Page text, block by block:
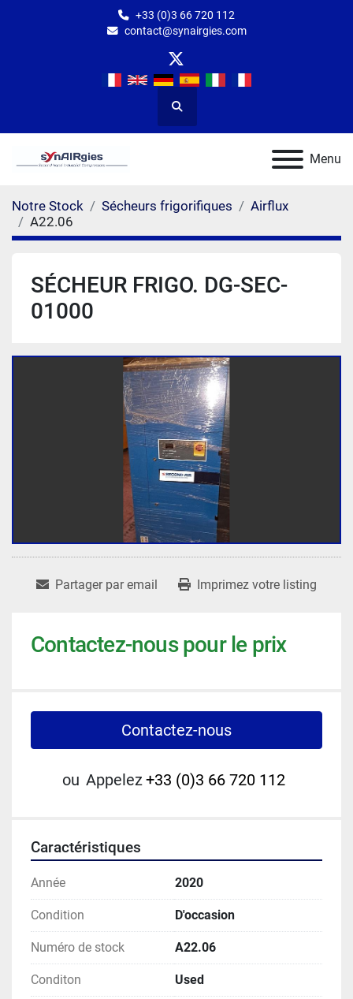
+33 (0)3 66 720 112
contact@synairgies.com
twitter
Rechercher
Menu
Notre Stock Sécheurs frigorifiques
Airflux
A22.06
SÉCHEUR FRIGO. DG-SEC-
01000
Partager par email Imprimez votre listing
Contactez-nous pour le prix
Contactez-nous
ou Appelez+33 (0)3 66 720 112
Caractéristiques
Année 2020
Condition D'occasion
Numéro de stock A22.06
Conditon Used